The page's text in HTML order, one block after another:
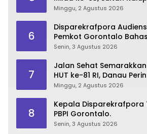
Lestarikan Budaya Bela
Minggu, 2 Agustus 2026
6
Disparekrafpora
Pemkot Gorontalo
2026
Senin, 3 Agustus 2026
7
Jalan Sehat
HUT ke-81 RI, Danau
Wisata Gorontalo
Minggu, 2 Agustus 2026
8
Kepala Disparekrafpora
PBPI Gorontalo.
Senin, 3 Agustus 2026